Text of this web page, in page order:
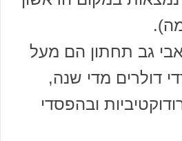
גב תחתון הם מעל
דולרים מדי שנה,
ובהפסדי